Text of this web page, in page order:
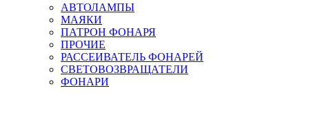
АВТОЛАМПЫ
МАЯКИ
ПАТРОН ФОНАРЯ
ПРОЧИЕ
РАССЕИВАТЕЛЬ ФОНАРЕЙ
СВЕТОВОЗВРАЩАТЕЛИ
ФОНАРИ